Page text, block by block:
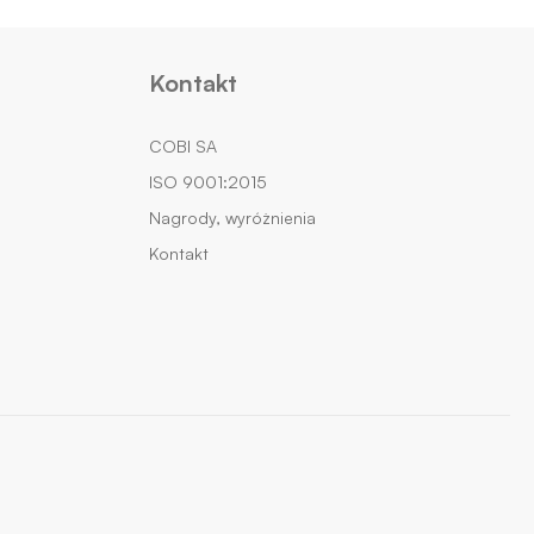
Kontakt
COBI SA
ISO 9001:2015
Nagrody, wyróżnienia
Kontakt